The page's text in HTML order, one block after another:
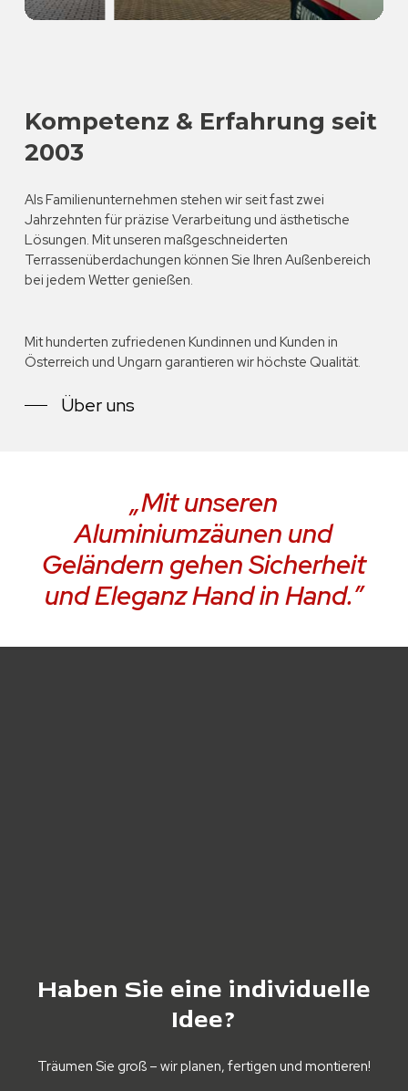
Kompetenz & Erfahrung seit
2003
Als Familienunternehmen stehen wir seit fast zwei
Jahrzehnten für präzise Verarbeitung und ästhetische
Lösungen. Mit unseren maßgeschneiderten
Terrassenüberdachungen können Sie Ihren Außenbereich
bei jedem Wetter genießen.
Mit hunderten zufriedenen Kundinnen und Kunden in
Österreich und Ungarn garantieren wir höchste Qualität.
Über uns
„Mit unseren
Aluminiumzäunen und
Geländern gehen Sicherheit
und Eleganz Hand in Hand.”
Haben Sie eine individuelle
Idee?
Träumen Sie groß – wir planen, fertigen und montieren!